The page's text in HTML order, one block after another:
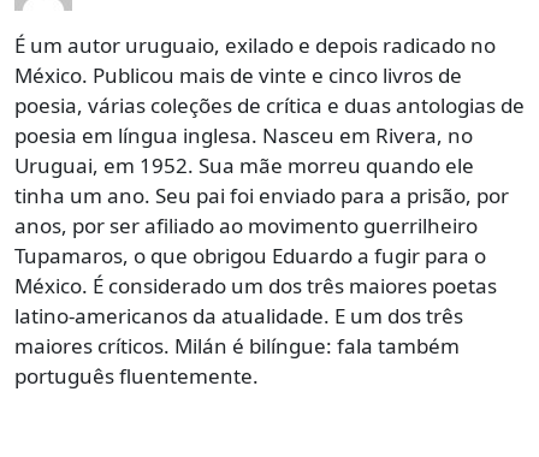
É um autor uruguaio, exilado e depois radicado no
México. Publicou mais de vinte e cinco livros de
poesia, várias coleções de crítica e duas antologias de
poesia em língua inglesa. Nasceu em Rivera, no
Uruguai, em 1952. Sua mãe morreu quando ele
tinha um ano. Seu pai foi enviado para a prisão, por
anos, por ser afiliado ao movimento guerrilheiro
Tupamaros, o que obrigou Eduardo a fugir para o
México. É considerado um dos três maiores poetas
latino-americanos da atualidade. E um dos três
maiores críticos. Milán é bilíngue: fala também
português fluentemente.